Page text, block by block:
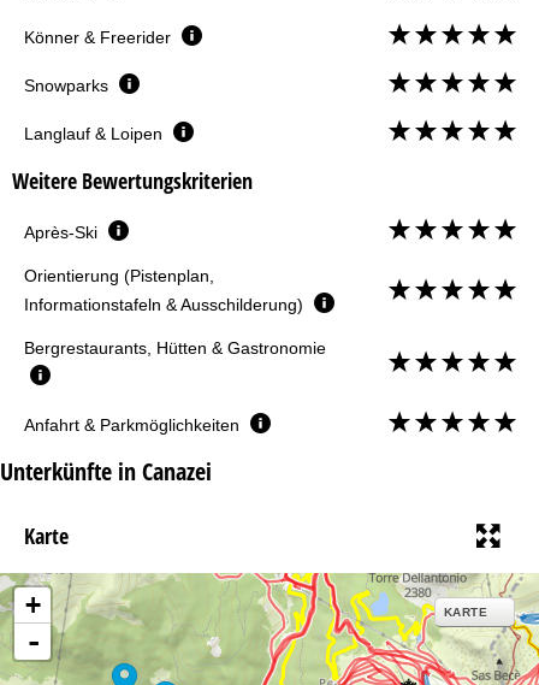
Könner & Freerider
Snowparks
Langlauf & Loipen
Weitere Bewertungskriterien
Après-Ski
Orientierung (Pistenplan,
Informationstafeln & Ausschilderung)
Bergrestaurants, Hütten & Gastronomie
Anfahrt & Parkmöglichkeiten
Unterkünfte in Canazei
Karte
+
-
KARTE